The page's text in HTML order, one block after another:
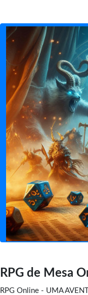
RPG de Mesa
RPG Online - UMA